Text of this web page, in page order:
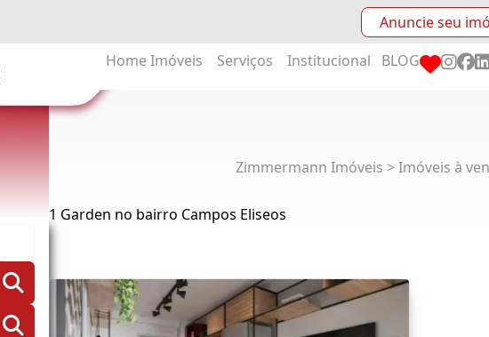
Anuncie seu
Home Imóveis Serviços Institucional BLOG
Zimmermann Imóveis > Imóveis à
1 Garden no bairro Campos Eliseos